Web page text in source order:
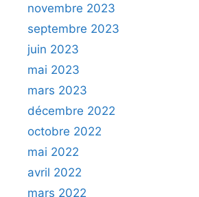
novembre 2023
septembre 2023
juin 2023
mai 2023
mars 2023
décembre 2022
octobre 2022
mai 2022
avril 2022
mars 2022